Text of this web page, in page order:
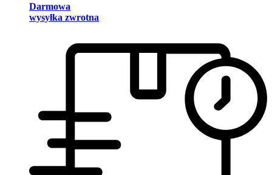
Darmowa
wysyłka zwrotna